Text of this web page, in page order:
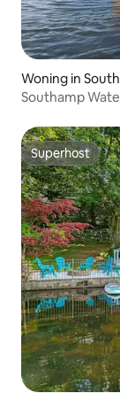
Woning in
Southamp
Superhost
Superhost